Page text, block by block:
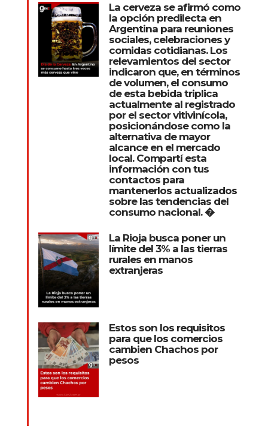
La cerveza se afirmó como
la opción predilecta en
Argentina para reuniones
sociales, celebraciones y
comidas cotidianas. Los
relevamientos del sector
indicaron que, en términos
de volumen, el consumo
de esta bebida triplica
actualmente al registrado
por el sector vitivinícola,
posicionándose como la
alternativa de mayor
alcance en el mercado
local. Compartí esta
información con tus
contactos para
mantenerlos actualizados
sobre las tendencias del
consumo nacional. �
La Rioja busca poner un
límite del 3% a las tierras
rurales en manos
extranjeras
Estos son los requisitos
para que los comercios
cambien Chachos por
pesos